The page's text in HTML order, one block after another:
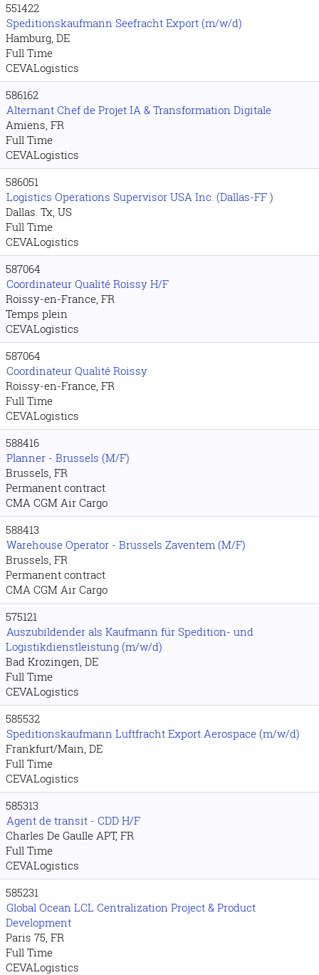
551422
Speditionskaufmann Seefracht Export (m/w/d)
Hamburg, DE
Full Time
CEVALogistics
586162
Alternant Chef de Projet IA & Transformation Digitale
Amiens, FR
Full Time
CEVALogistics
586051
Logistics Operations Supervisor USA Inc. (Dallas-FF )
Dallas. Tx, US
Full Time
CEVALogistics
587064
Coordinateur Qualité Roissy H/F
Roissy-en-France, FR
Temps plein
CEVALogistics
587064
Coordinateur Qualité Roissy
Roissy-en-France, FR
Full Time
CEVALogistics
588416
Planner - Brussels (M/F)
Brussels, FR
Permanent contract
CMA CGM Air Cargo
588413
Warehouse Operator - Brussels Zaventem (M/F)
Brussels, FR
Permanent contract
CMA CGM Air Cargo
575121
Auszubildender als Kaufmann für Spedition- und
Logistikdienstleistung (m/w/d)
Bad Krozingen, DE
Full Time
CEVALogistics
585532
Speditionskaufmann Luftfracht Export Aerospace (m/w/d)
Frankfurt/Main, DE
Full Time
CEVALogistics
585313
Agent de transit - CDD H/F
Charles De Gaulle APT, FR
Full Time
CEVALogistics
585231
Global Ocean LCL Centralization Project & Product
Development
Paris 75, FR
Full Time
CEVALogistics